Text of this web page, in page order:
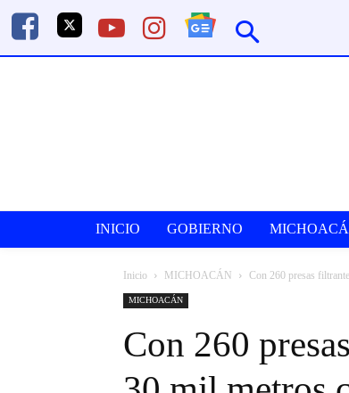
INICIO GOBIERNO
Inicio MICHOACÁN Con 260 presas
MICHOACÁN
Con 260